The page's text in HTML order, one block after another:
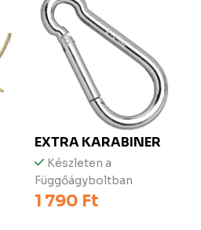
EXTRA KARABINER
Készleten a
Függőágyboltban
1 790 Ft